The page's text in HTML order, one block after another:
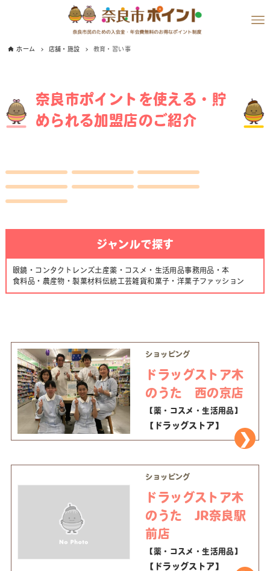
ホーム 店舗・施設 教育・習い事
奈良市ポイントを使える・貯
められる加盟店のご紹介
ジャンルで探す
眼鏡・コンタクトレンズ土産薬・コスメ・生活用品事務用品・本
食料品・農産物・製菓材料伝統工芸雑貨和菓子・洋菓子ファッション
ショッピング
ドラッグストア木
のうた 西の京店
【薬・コスメ・生活用品】
【ドラッグストア】
ショッピング
ドラッグストア木
のうた JR奈良駅
前店
【薬・コスメ・生活用品】
【ドラッグストア】